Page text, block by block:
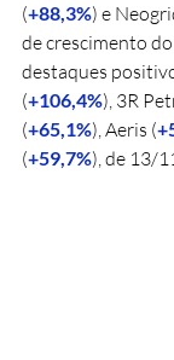
(+88,3%) e
de crescimento do
destaques
(+106,4%), 3R
(+65,1%), Aeris (
(+59,7%), de 13/